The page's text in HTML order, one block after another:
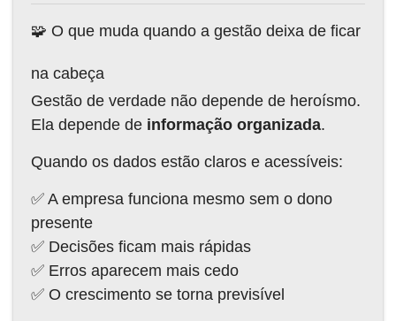
🧩 O que muda quando a gestão deixa de ficar
na cabeça
Gestão de verdade não depende de heroísmo.
Ela depende de informação organizada.
Quando os dados estão claros e acessíveis:
✅ A empresa funciona mesmo sem o dono
presente
✅ Decisões ficam mais rápidas
✅ Erros aparecem mais cedo
✅ O crescimento se torna previsível